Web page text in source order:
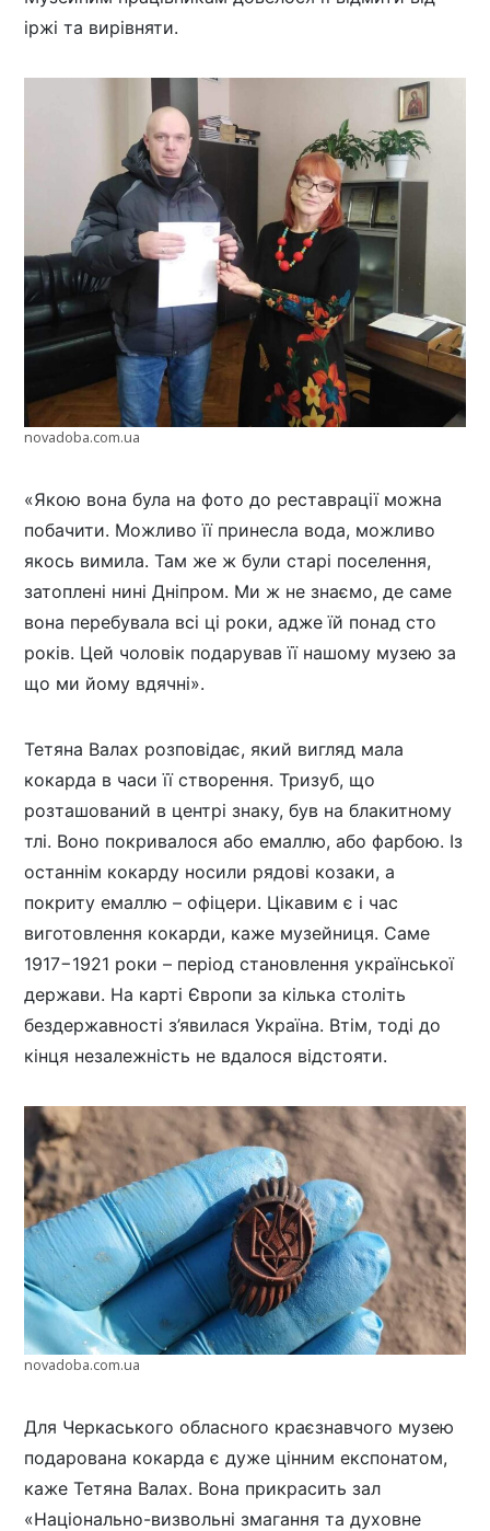
іржі та вирівняти.
novadoba.com.ua
«Якою вона була на фото до реставрації можна
побачити. Можливо її принесла вода, можливо
якось вимила. Там же ж були старі поселення,
затоплені нині Дніпром. Ми ж не знаємо, де саме
вона перебувала всі ці роки, адже їй понад сто
років. Цей чоловік подарував її нашому музею за
що ми йому вдячні».
Тетяна Валах розповідає, який вигляд мала
кокарда в часи її створення. Тризуб, що
розташований в центрі знаку, був на блакитному
тлі. Воно покривалося або емаллю, або фарбою. Із
останнім кокарду носили рядові козаки, а
покриту емаллю – офіцери. Цікавим є і час
виготовлення кокарди, каже музейниця. Саме
1917−1921 роки – період становлення української
держави. На карті Європи за кілька століть
бездержавності з’явилася Україна. Втім, тоді до
кінця незалежність не вдалося відстояти.
novadoba.com.ua
Для Черкаського обласного краєзнавчого музею
подарована кокарда є дуже цінним експонатом,
каже Тетяна Валах. Вона прикрасить зал
«Національно-визвольні змагання та духовне